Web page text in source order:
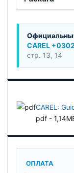
CAREL
стр. 13, 14
CAREL:
pdf -
ОПЛАТА